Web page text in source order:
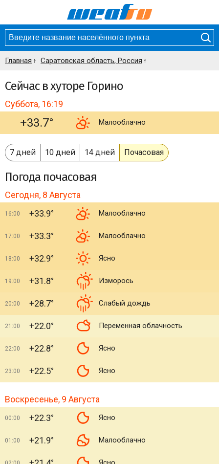
Главная Саратовская область, Россия
Сейчас в хуторе Горино
Суббота, 16:19
+33.7° Малооблачно
7 дней 10 дней 14 дней Почасовая
Погода почасовая
Сегодня, 8 Августа
16:00 +33.9° Малооблачно
17:00 +33.3° Малооблачно
18:00 +32.9° Ясно
19:00 +31.8° Изморось
20:00 +28.7° Слабый дождь
21:00 +22.0° Переменная облачность
22:00 +22.8° Ясно
23:00 +22.5° Ясно
Воскресенье, 9 Августа
00:00 +22.3° Ясно
01:00 +21.9° Малооблачно